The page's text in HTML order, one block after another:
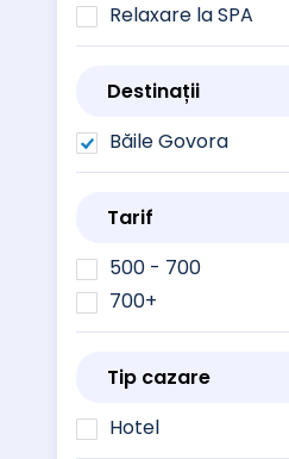
Relaxare la SPA
Destinații
Băile Govora
Tarif
500 - 700
700+
Tip cazare
Hotel